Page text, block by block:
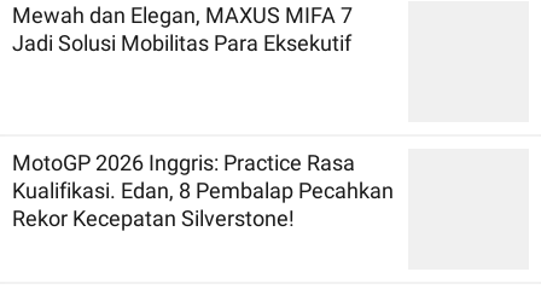
Mewah dan Elegan, MAXUS MIFA 7
Jadi Solusi Mobilitas Para Eksekutif
MotoGP 2026 Inggris: Practice Rasa
Kualifikasi. Edan, 8 Pembalap Pecahkan
Rekor Kecepatan Silverstone!